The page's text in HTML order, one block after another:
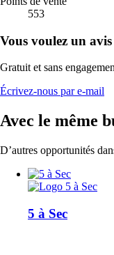
553
Vous voulez un
Gratuit et sans
Écrivez-nous par e-mail
Avec le même
D’autres opportunités
5 à Sec